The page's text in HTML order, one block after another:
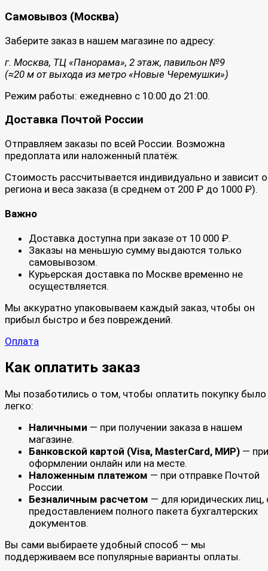
Самовывоз (Москва)
Заберите заказ в нашем магазине по адресу:
г. Москва, ТЦ «Панорама», 2 этаж, павильон №9
(≈20 м от выхода из метро «Новые Черемушки»)
Режим работы: ежедневно с 10:00 до 21:00.
Доставка Почтой России
Отправляем заказы по всей России. Возможна
предоплата или наложенный платёж.
Стоимость рассчитывается индивидуально и зависит
региона и веса заказа (в среднем от 200 ₽ до 1000 ₽).
Важно
Доставка доступна при заказе от 10 000 ₽.
Заказы на меньшую сумму выдаются только
самовывозом.
Курьерская доставка по Москве временно не
осуществляется.
Мы аккуратно упаковываем каждый заказ, чтобы он
прибыл быстро и без повреждений.
Оплата
Как оплатить заказ
Мы позаботились о том, чтобы оплатить покупку было
легко:
Наличными — при получении заказа в нашем
магазине.
Банковской картой (Visa, MasterCard, МИР) — при
оформлении онлайн или на месте.
Наложенным платежом — при отправке Почтой
России.
Безналичным расчетом — для юридических лиц,
предоставлением полного пакета бухгалтерских
документов.
Вы сами выбираете удобный способ — мы
поддерживаем все популярные варианты оплаты.